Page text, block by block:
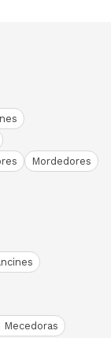
Mordedores
Mecedoras